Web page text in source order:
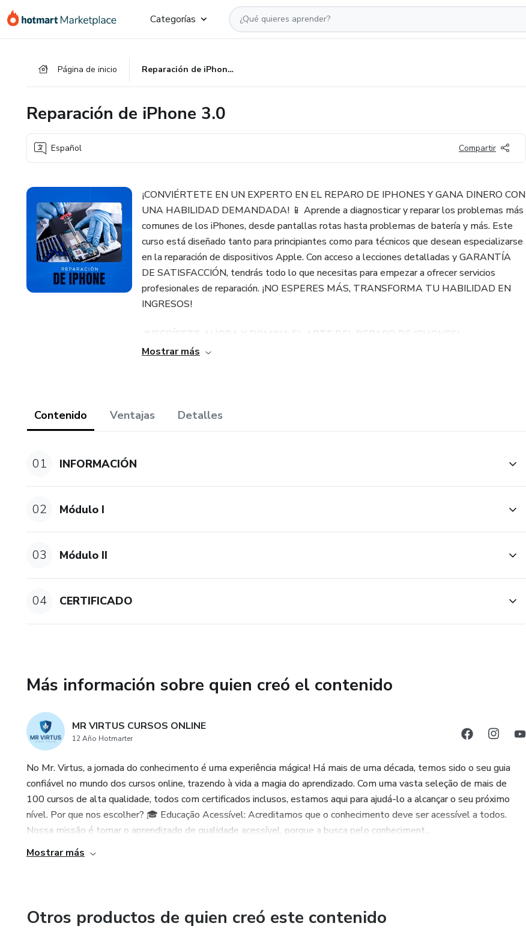
Categorías
Página de inicio Reparación de iPhone 3.0
Reparación de iPhone 3.0
Español Compartir
¡CONVIÉRTETE EN UN EXPERTO EN EL REPARO DE IPHONES Y GANA DINERO CON
UNA HABILIDAD DEMANDADA! 📱 Aprende a diagnosticar y reparar los problemas más
comunes de los iPhones, desde pantallas rotas hasta problemas de batería y más. Este
curso está diseñado tanto para principiantes como para técnicos que desean especializarse
en la reparación de dispositivos Apple. Con acceso a lecciones detalladas y GARANTÍA
DE SATISFACCIÓN, tendrás todo lo que necesitas para empezar a ofrecer servicios
profesionales de reparación. ¡NO ESPERES MÁS, TRANSFORMA TU HABILIDAD EN
INGRESOS!
¡INSCRÍBETE AHORA Y DOMINA EL ARTE DEL REPARO DE IPHONES!
Mostrar más
Contenido Ventajas Detalles
01 INFORMACIÓN
02 Módulo I
03 Módulo II
04 CERTIFICADO
Más información sobre quien creó el contenido
MR VIRTUS CURSOS ONLINE
12 Año Hotmarter
No Mr. Virtus, a jornada do conhecimento é uma experiência mágica! Há mais de uma década, temos sido o seu guia
confiável no mundo dos cursos online, trazendo à vida a magia do aprendizado. Com uma vasta seleção de mais de
100 cursos de alta qualidade, todos com certificados inclusos, estamos aqui para ajudá-lo a alcançar o seu próximo
nível. Por que nos escolher? 🎓 Educação Acessível: Acreditamos que o conhecimento deve ser acessível a todos.
Nossa missão é tornar o aprendizado de qualidade acessível, porque a busca pelo conheciment...
Mostrar más
Otros productos de quien creó este contenido